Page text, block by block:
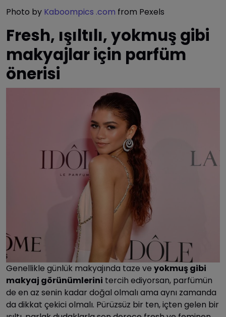
Photo by Kaboompics .com from Pexels
Fresh, ışıltılı, yokmuş gibi
makyajlar için parfüm
önerisi
Genellikle günlük makyajında taze ve yokmuş gibi
makyaj görünümlerini tercih ediyorsan, parfümün
de en az senin kadar doğal olmalı ama aynı zamanda
da dikkat çekici olmalı. Pürüzsüz bir ten, içten gelen bir